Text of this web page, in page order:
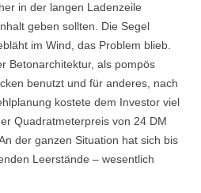
in der langen Ladenzeile
geben sollten. Die Segel
im Wind, das Problem blieb.
Betonarchitektur, als pompös
benutzt und für anderes, nach
kostete dem Investor viel
Quadratmeterpreis von 24 DM
der ganzen Situation hat sich bis
Leerstände – wesentlich